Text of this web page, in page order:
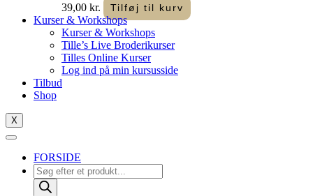
39,00 kr. Tilføj til kurv
Kurser & Workshops
Kurser & Workshops
Tille’s Live Broderikurser
Tilles Online Kurser
Log ind på min kursusside
Tilbud
Shop
X
FORSIDE
Products
search